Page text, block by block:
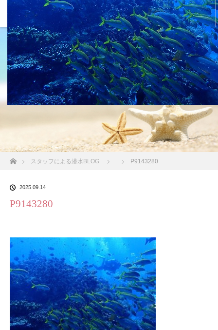
沖縄の海 BLOG
ホームスタッフによる潜水BLOG P9143280
2025.09.14
P9143280